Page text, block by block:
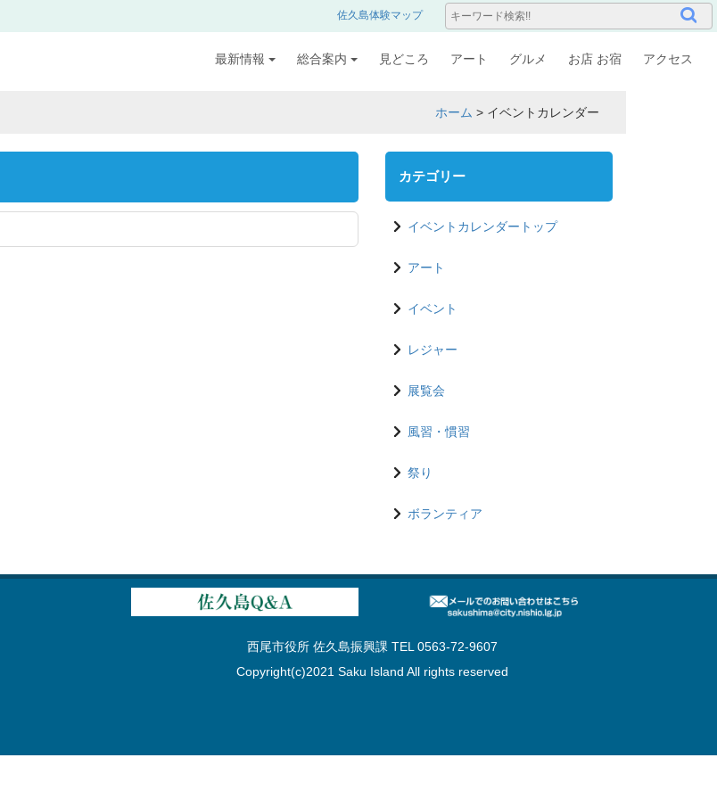
佐久島体験マップ
最新情報 総合案内 見どころ アート グルメ お店 お宿 アクセス
ホーム > イベントカレンダー
カテゴリー
イベントカレンダートップ
アート
イベント
レジャー
展覧会
風習・慣習
祭り
ボランティア
西尾市役所 佐久島振興課 TEL 0563-72-9607
Copyright(c)2021 Saku Island All rights reserved